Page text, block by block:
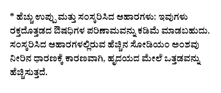
* ಹೆಚ್ಚು ಉಪ್ಪು ಮತ್ತು ಸಂಸ್ಕರಿಸಿದ ಆಹಾರಗಳು: ಇವುಗಳು
ರಕ್ತದೊತ್ತಡದ ಔಷಧಿಗಳ ಪರಿಣಾಮವನ್ನು ಕಡಿಮೆ ಮಾಡಬಹುದು.
ಸಂಸ್ಕರಿಸಿದ ಆಹಾರಗಳಲ್ಲಿರುವ ಹೆಚ್ಚಿನ ಸೋಡಿಯಂ ಅಂಶವು
ನೀರಿನ ಧಾರಣಕ್ಕೆ ಕಾರಣವಾಗಿ, ಹೃದಯದ ಮೇಲೆ ಒತ್ತಡವನ್ನು
ಹೆಚ್ಚಿಸುತ್ತದೆ.